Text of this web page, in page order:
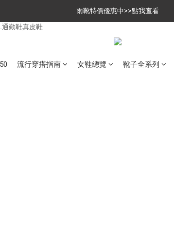
$699免運，優惠品點數5倍送
雨靴特價優惠中>>點我查看
流行穿搭指南 女鞋總覽 靴子全系列